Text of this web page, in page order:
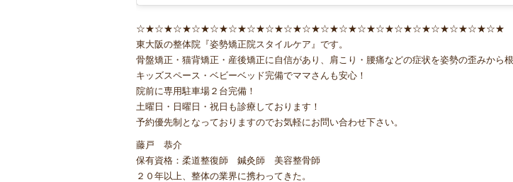
☆★☆★☆★☆★☆★☆★☆★☆★☆★☆★☆★☆★☆★☆★☆★☆★☆★☆★☆★☆★
東大阪の整体院『姿勢矯正院スタイルケア』です。
骨盤矯正・猫背矯正・産後矯正に自信があり、肩こり・腰痛などの症状を姿勢の歪みから
キッズスペース・ベビーベッド完備でママさんも安心！
院前に専用駐車場２台完備！
土曜日・日曜日・祝日も診療しております！
予約優先制となっておりますのでお気軽にお問い合わせ下さい。
藤戸 恭介
保有資格：柔道整復師 鍼灸師 美容整骨師
２０年以上、整体の業界に携わってきた。